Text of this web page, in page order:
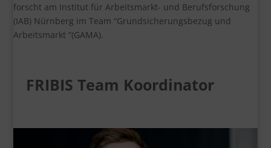
forscht am Institut für Arbeitsmarkt- und Berufsforschung
(IAB) Nürnberg im Team “Grundsicherungsbezug und
Arbeitsmarkt “(GAMA).
FRIBIS Team Koordinator